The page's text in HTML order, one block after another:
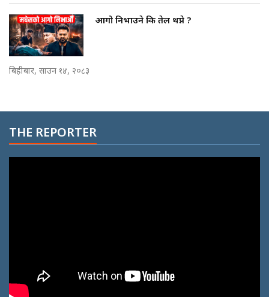
आगो निभाउने कि तेल थप्ने ?
बिहीबार, साउन १४, २०८३
THE REPORTER